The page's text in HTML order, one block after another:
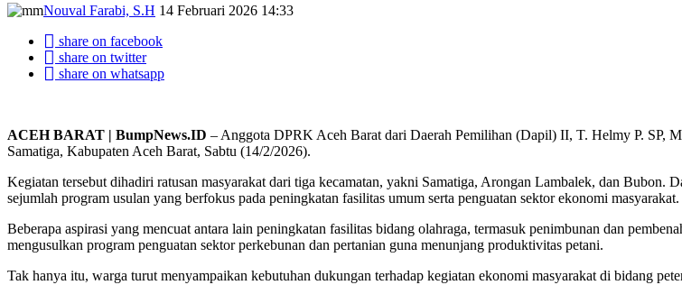
Nouval Farabi, S.H 14 Februari 2026 14:33
share on facebook
share on twitter
share on whatsapp
ACEH BARAT | BumpNews.ID – Anggota DPRK Aceh Barat dari Daerah Pemilihan (Dapil) II, T. Helmy P. SP,
Samatiga, Kabupaten Aceh Barat, Sabtu (14/2/2026).
Kegiatan tersebut dihadiri ratusan masyarakat dari tiga kecamatan, yakni Samatiga, Arongan Lambalek, dan Bubon.
sejumlah program usulan yang berfokus pada peningkatan fasilitas umum serta penguatan sektor ekonomi masyarakat.
Beberapa aspirasi yang mencuat antara lain peningkatan fasilitas bidang olahraga, termasuk penimbunan dan
mengusulkan program penguatan sektor perkebunan dan pertanian guna menunjang produktivitas petani.
Tak hanya itu, warga turut menyampaikan kebutuhan dukungan terhadap kegiatan ekonomi masyarakat di bidang